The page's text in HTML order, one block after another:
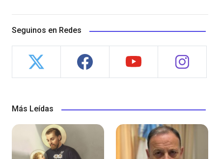
Seguinos en Redes
Más Leídas